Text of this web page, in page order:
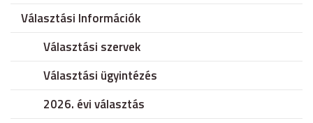
Választási Információk
Választási szervek
Választási ügyintézés
2026. évi választás